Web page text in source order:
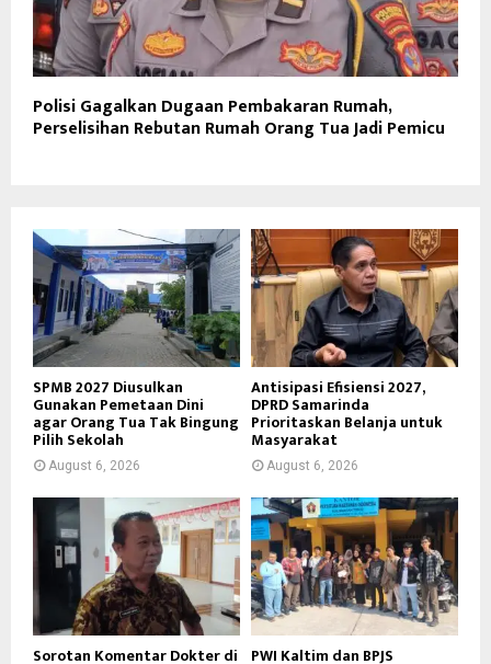
Polisi Gagalkan Dugaan Pembakaran Rumah,
Perselisihan Rebutan Rumah Orang Tua Jadi Pemicu
SPMB 2027 Diusulkan
Gunakan Pemetaan Dini
agar Orang Tua Tak Bingung
Pilih Sekolah
August 6, 2026
Antisipasi Efisiensi 2027,
DPRD Samarinda
Prioritaskan Belanja untuk
Masyarakat
August 6, 2026
Sorotan Komentar Dokter di PWI Kaltim dan BPJS